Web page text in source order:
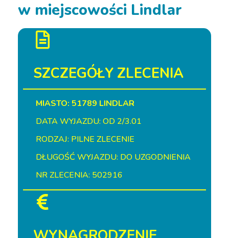
w miejscowości Lindlar
SZCZEGÓŁY ZLECENIA
MIASTO: 51789 LINDLAR
DATA WYJAZDU: OD 2/3.01
RODZAJ: PILNE ZLECENIE
DŁUGOŚĆ WYJAZDU: DO UZGODNIENIA
NR ZLECENIA: 502916